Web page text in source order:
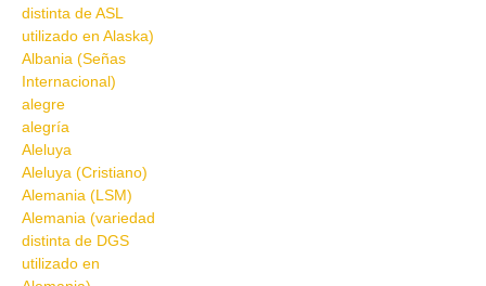
distinta de ASL
utilizado en Alaska)
Albania (Señas
Internacional)
alegre
alegría
Aleluya
Aleluya (Cristiano)
Alemania (LSM)
Alemania (variedad
distinta de DGS
utilizado en